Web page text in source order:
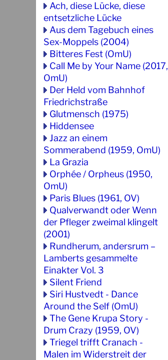
Ach, diese Lücke, diese
entsetzliche Lücke
Aus dem Tagebuch eines
Sex-Moppels (2004)
Bitteres Fest (OmU)
Call Me by Your Name (2017,
OmU)
Der Held vom Bahnhof
Friedrichstraße
Glutmensch (1975)
Hiddensee
Jazz an einem
Sommerabend (1959, OmU)
La Grazia
Orphée / Orpheus (1950,
OmU)
Paris Blues (1961, OV)
Qualverwandt oder Wenn
der Pfleger zweimal klingelt
(2001)
Rundherum, andersrum –
Lamberts gesammelte
Einakter Vol. 3
Silent Friend
Siri Hustvedt - Dance
Around the Self (OmU)
The Gene Krupa Story -
Drum Crazy (1959, OV)
Triegel trifft Cranach -
Malen im Widerstreit der